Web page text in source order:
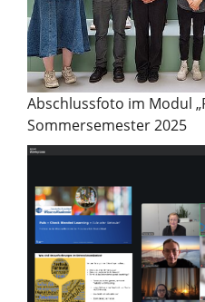
Abschlussfoto im Modul
Sommersemester 2025